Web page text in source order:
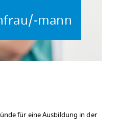
mann
für eine Ausbildung in der